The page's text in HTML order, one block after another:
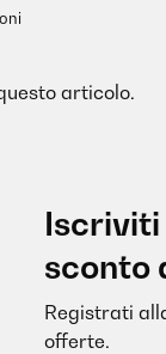
articolo.
Iscriviti
sconto
Registrati
offerte.